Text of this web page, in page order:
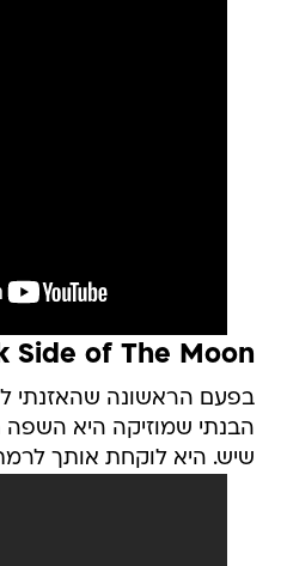
Side of The Moon
בפעם הראשונה שהאזנתי
הבנתי שמוזיקה היא השפה
שיש. היא לוקחת אותך